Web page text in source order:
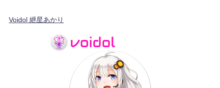
Voidol 紲星あかり